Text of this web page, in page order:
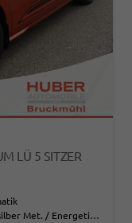
LÜ 5 SITZER
Monosilber Met. / Energetic Orange Met.